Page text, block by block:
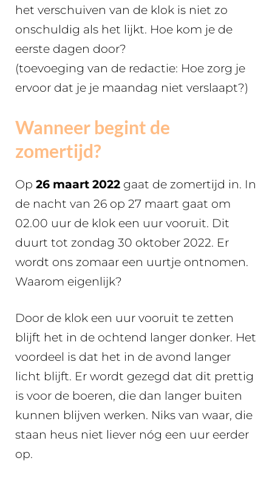
het verschuiven van de klok is niet zo
onschuldig als het lijkt. Hoe kom je de
eerste dagen door?
(toevoeging van de redactie: Hoe zorg je
ervoor dat je je maandag niet verslaapt?)
Wanneer begint de
zomertijd?
Op 26 maart 2022 gaat de zomertijd in. In
de nacht van 26 op 27 maart gaat om
02.00 uur de klok een uur vooruit. Dit
duurt tot zondag 30 oktober 2022. Er
wordt ons zomaar een uurtje ontnomen.
Waarom eigenlijk?
Door de klok een uur vooruit te zetten
blijft het in de ochtend langer donker. Het
voordeel is dat het in de avond langer
licht blijft. Er wordt gezegd dat dit prettig
is voor de boeren, die dan langer buiten
kunnen blijven werken. Niks van waar, die
staan heus niet liever nóg een uur eerder
op.